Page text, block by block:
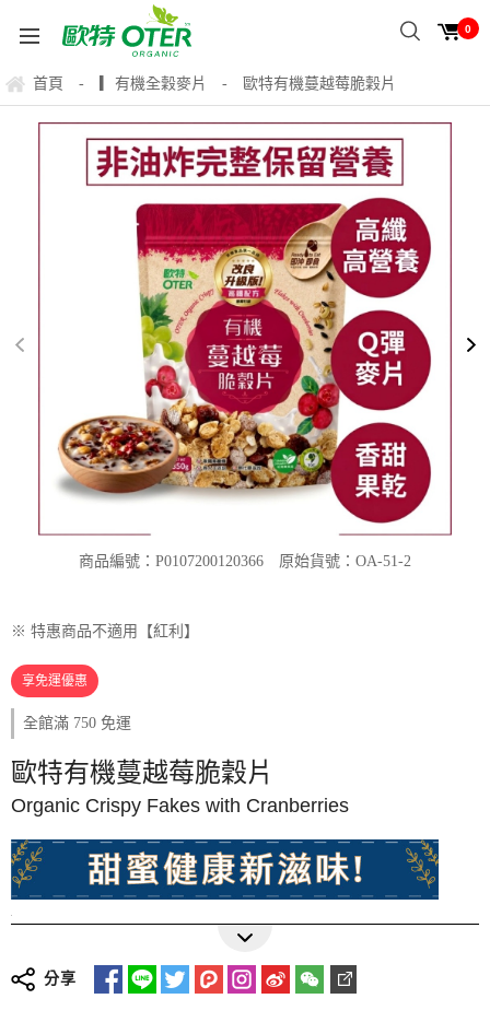
0
首頁 - ▎有機全穀麥片 - 歐特有機蔓越莓脆穀片
商品編號：P0107200120366 原始貨號：OA-51-2
※ 特惠商品不適用【紅利】
享免運優惠
全館滿 750 免運
歐特有機蔓越莓脆穀片
Organic Crispy Fakes with Cranberries
非油炸完整保留營養
★麥片完全蒸熟，可直接沖泡食用
分享